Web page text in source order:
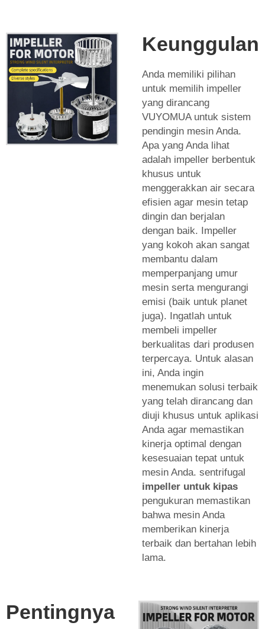
Keunggulan
Anda memiliki pilihan
untuk memilih impeller
yang dirancang
VUYOMUA untuk sistem
pendingin mesin Anda.
Apa yang Anda lihat
adalah impeller berbentuk
khusus untuk
menggerakkan air secara
efisien agar mesin tetap
dingin dan berjalan
dengan baik. Impeller
yang kokoh akan sangat
membantu dalam
memperpanjang umur
mesin serta mengurangi
emisi (baik untuk planet
juga). Ingatlah untuk
membeli impeller
berkualitas dari produsen
terpercaya. Untuk alasan
ini, Anda ingin
menemukan solusi terbaik
yang telah dirancang dan
diuji khusus untuk aplikasi
Anda agar memastikan
kinerja optimal dengan
kesesuaian tepat untuk
mesin Anda. sentrifugal
impeller untuk kipas
pengukuran memastikan
bahwa mesin Anda
memberikan kinerja
terbaik dan bertahan lebih
lama.
Pentingnya